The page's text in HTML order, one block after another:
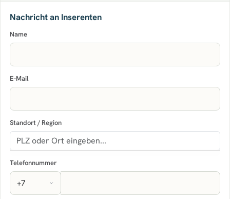
Nachricht an Inserenten
Name
E-Mail
Standort / Region
Telefonnummer